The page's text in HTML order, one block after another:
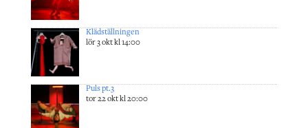
Klädställningen
lör 3 okt kl 14:00
Puls pt.3
tor 22 okt kl 20:00